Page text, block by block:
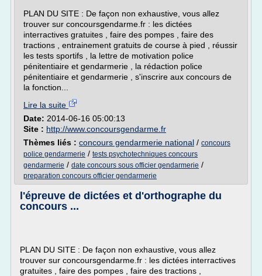
PLAN DU SITE : De façon non exhaustive, vous allez
trouver sur concoursgendarme.fr : les dictées
interractives gratuites , faire des pompes , faire des
tractions , entrainement gratuits de course à pied , réussir
les tests sportifs , la lettre de motivation police
pénitentiaire et gendarmerie , la rédaction police
pénitentiaire et gendarmerie , s'inscrire aux concours de
la fonction...
Lire la suite
Date: 2014-06-16 05:00:13
Site : http://www.concoursgendarme.fr
Thèmes liés : concours gendarmerie national / concours
police gendarmerie / tests psychotechniques concours
gendarmerie / date concours sous officier gendarmerie /
preparation concours officier gendarmerie
l'épreuve de dictées et d'orthographe du
concours ...
PLAN DU SITE : De façon non exhaustive, vous allez
trouver sur concoursgendarme.fr : les dictées interractives
gratuites , faire des pompes , faire des tractions ,